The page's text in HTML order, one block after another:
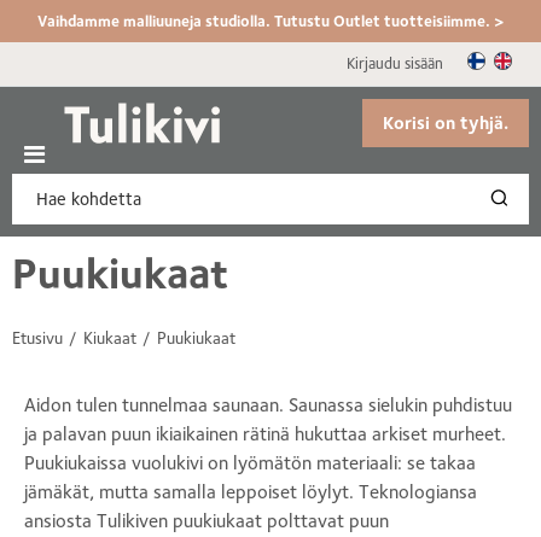
Vaihdamme malliuuneja studiolla. Tutustu Outlet tuotteisiimme. >
Kirjaudu sisään
Korisi on tyhjä.
Etusivu Kiukaat Puukiukaat
Puukiukaat
Aidon tulen tunnelmaa saunaan. Saunassa sielukin puhdistuu
ja palavan puun ikiaikainen rätinä hukuttaa arkiset murheet.
Puukiukaissa vuolukivi on lyömätön materiaali: se takaa
jämäkät, mutta samalla leppoiset löylyt. Teknologiansa
ansiosta Tulikiven puukiukaat polttavat puun